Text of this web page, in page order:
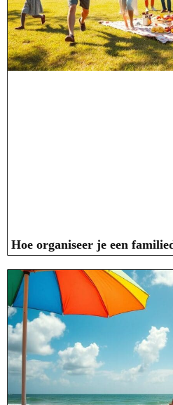
Hoe organiseer je een